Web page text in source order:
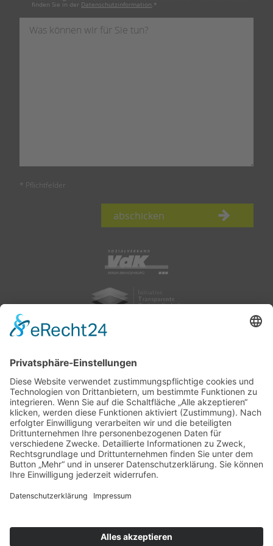
finden Sie in der Datenschutzinformation. *
* Pflichtfelder
abschicken
Impressum|Datenschutz